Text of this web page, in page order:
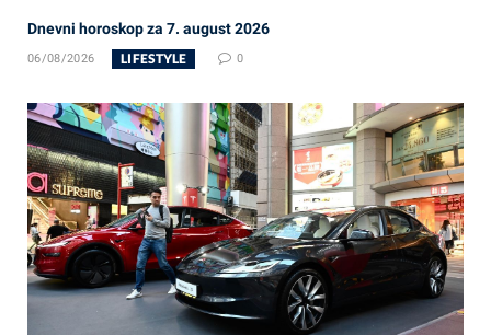
Dnevni horoskop za 7. august 2026
06/08/2026 LIFESTYLE 0